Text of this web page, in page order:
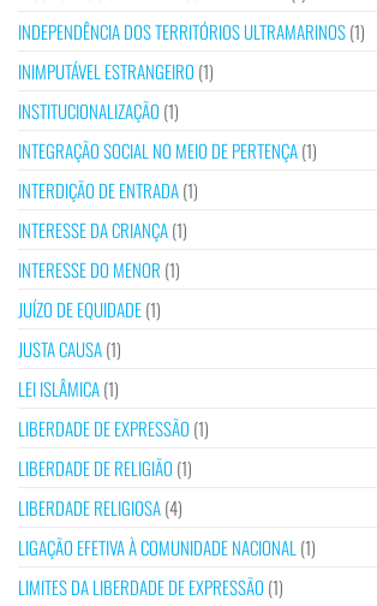
INDEPENDÊNCIA DOS TERRITÓRIOS ULTRAMARINOS(1)
INIMPUTÁVEL ESTRANGEIRO (1)
INSTITUCIONALIZAÇÃO (1)
INTEGRAÇÃO SOCIAL NO MEIO DE PERTENÇA(1)
INTERDIÇÃO DE ENTRADA(1)
INTERESSE DA CRIANÇA(1)
INTERESSE DO MENOR (1)
JUÍZO DE EQUIDADE(1)
JUSTA CAUSA(1)
LEI ISLÂMICA(1)
LIBERDADE DE EXPRESSÃO (1)
LIBERDADE DE RELIGIÃO (1)
LIBERDADE RELIGIOSA(4)
LIGAÇÃO EFETIVA À COMUNIDADE NACIONAL (1)
LIMITES DA LIBERDADE DE EXPRESSÃO (1)